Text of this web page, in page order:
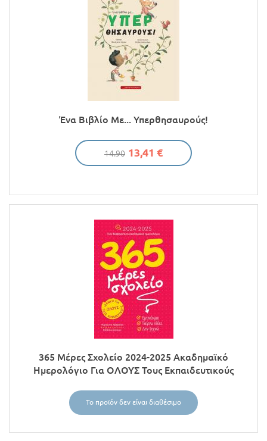
Ένα Βιβλίο Με... Υπερθησαυρούς!
14.90 13,41 €
365 Μέρες Σχολείο 2024-2025 Ακαδημαϊκό
Ημερολόγιο Για ΟΛΟΥΣ Τους Εκπαιδευτικούς
Το προϊόν δεν είναι διαθέσιμο